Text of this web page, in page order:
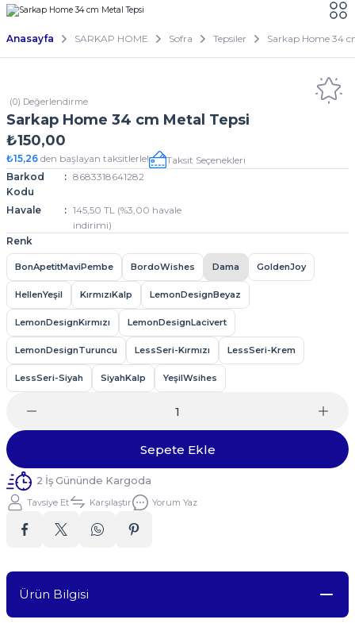
Anasayfa SARKAP HOME Sofra Tepsiler Sarkap Home 34
(0) Değerlendirme
Sarkap Home 34 cm Metal Tepsi
₺150,00
₺15,26 den başlayan taksitlerle!
Taksit Seçenekleri
Barkod
Kodu
8683318641282
Havale
145,50 TL (%3,00 havale
indirimi)
Renk
BonApetitMaviPembe BordoWishes Dama GoldenJoy
HellenYeşil KırmızıKalp LemonDesignBeyaz
LemonDesignKırmızı LemonDesignLacivert
LemonDesignTuruncu LessSeri-Kırmızı LessSeri-Krem
LessSeri-Siyah SiyahKalp YeşilWsihes
Sepete Ekle
2 İş Gününde Kargoda
Tavsiye Et Karşılaştır Yorum Yaz
Ürün Bilgisi